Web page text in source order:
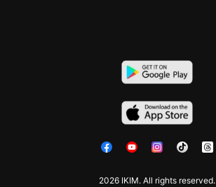
2026 IKIM. All rights reserved.